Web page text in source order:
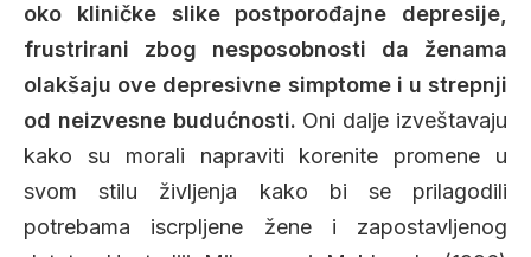
oko kliničke slike postporođajne depresije,
frustrirani zbog nesposobnosti da ženama
olakšaju ove depresivne simptome i u strepnji
od neizvesne budućnosti. Oni dalje izveštavaju
kako su morali napraviti korenite promene u
svom stilu življenja kako bi se prilagodili
potrebama iscrpljene žene i zapostavljenog